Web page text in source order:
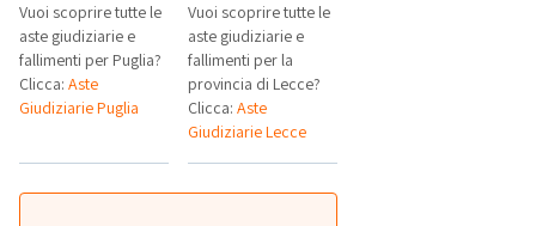
Vuoi scoprire tutte le
aste giudiziarie e
fallimenti per Puglia?
Clicca: Aste
Giudiziarie Puglia
Vuoi scoprire tutte le
aste giudiziarie e
fallimenti per la
provincia di Lecce?
Clicca:Aste
Giudiziarie Lecce